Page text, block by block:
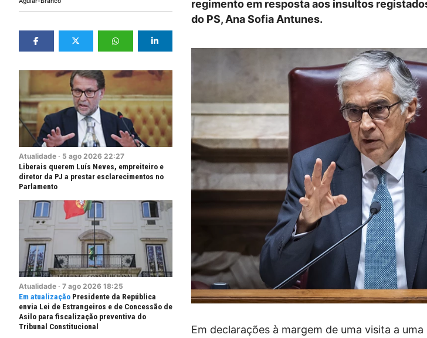
Atualidade · 5 ago 2026 22:27
Liberais querem Luís Neves, empreiteiro e
diretor da PJ a prestar esclarecimentos no
Parlamento
Atualidade · 7 ago 2026 18:25
Presidente da República
envia Lei de Estrangeiros e de Concessão de
Asilo para fiscalização preventiva do
Tribunal Constitucional
regimento em resposta aos insultos
do PS, Ana Sofia Antunes.
Em declarações à margem de uma visita a